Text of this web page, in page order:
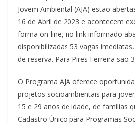
Jovem Ambiental (AJA) estão
16 de Abril de 2023 e acontecem
forma on-line, no link informado
disponibilizadas 53 vagas
de reserva. Para Pires Ferreira são
O Programa AJA oferece
projetos socioambientais para
15 e 29 anos de idade, de famílias
Cadastro Único para Programas